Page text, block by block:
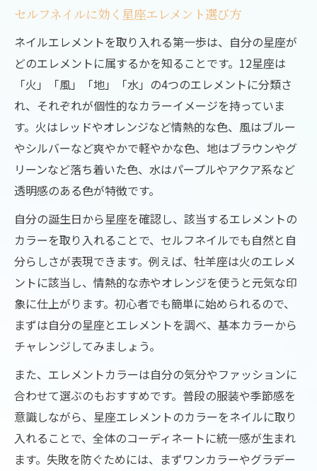
セルフネイルに効く星座エレメント選び方
ネイルエレメントを取り入れる第一歩は、自分の星座が
どのエレメントに属するかを知ることです。12星座は
「火」「風」「地」「水」の4つのエレメントに分類さ
れ、それぞれが個性的なカラーイメージを持っていま
す。火はレッドやオレンジなど情熱的な色、風はブルー
やシルバーなど爽やかで軽やかな色、地はブラウンやグ
リーンなど落ち着いた色、水はパープルやアクア系など
透明感のある色が特徴です。
自分の誕生日から星座を確認し、該当するエレメントの
カラーを取り入れることで、セルフネイルでも自然と自
分らしさが表現できます。例えば、牡羊座は火のエレメ
ントに該当し、情熱的な赤やオレンジを使うと元気な印
象に仕上がります。初心者でも簡単に始められるので、
まずは自分の星座とエレメントを調べ、基本カラーから
チャレンジしてみましょう。
また、エレメントカラーは自分の気分やファッションに
合わせて選ぶのもおすすめです。普段の服装や季節感を
意識しながら、星座エレメントのカラーをネイルに取り
入れることで、全体のコーディネートに統一感が生まれ
ます。失敗を防ぐためには、まずワンカラーやグラデー